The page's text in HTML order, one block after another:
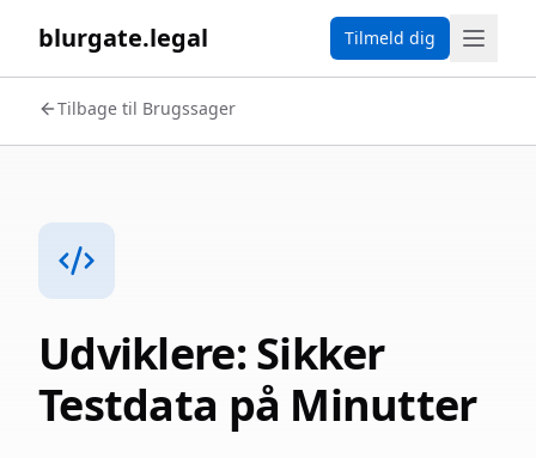
blurgate.legal Tilmeld dig
Tilbage til Brugssager
Udviklere: Sikker
Testdata på Minutter